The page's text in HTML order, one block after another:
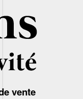
vente